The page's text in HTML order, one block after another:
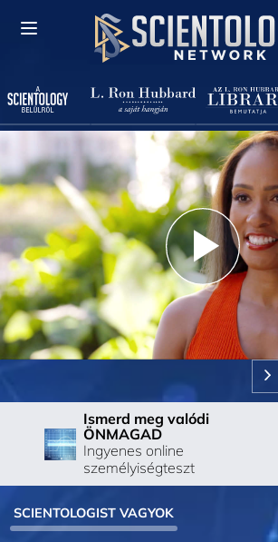
Play
Video
Ismerd meg valódi
ÖNMAGAD
Ingyenes online
személyiségteszt
SCIENTOLOGIST VAGYOK